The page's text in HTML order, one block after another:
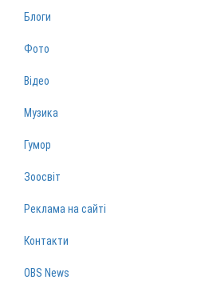
Блоги
Фото
Відео
Музика
Гумор
Зоосвіт
Реклама на сайті
Контакти
OBS News